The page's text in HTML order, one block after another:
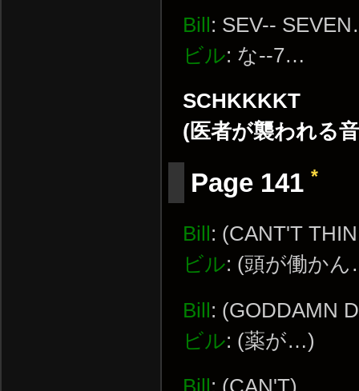
Bill: SEV--
ビル: な--7…
SCHKKKKT
(医者が襲われる
Page 141 *
Bill : (CANT'T
ビル: (頭が働か
Bill : (GODDAMN
ビル: (薬が…)
Bill : (CAN'T)